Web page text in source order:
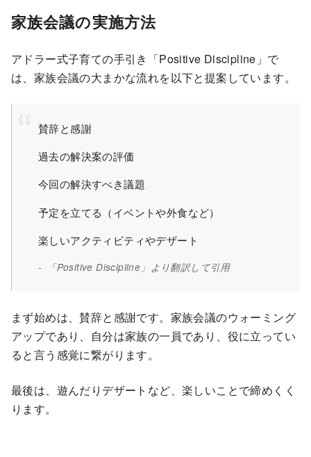
家族会議の実施方法
アドラー式子育ての手引き「Positive Discipline」で
は、家族会議の大まかな流れを以下と提案しています。
賛辞と感謝
過去の解決案の評価
今回の解決すべき議題
予定を立てる（イベントや外食など）
楽しいアクティビティやデザート
「Positive Discipline」より翻訳して引用
まず始めは、賛辞と感謝です。家族会議のウォーミング
アップであり、自分は家族の一員であり、役に立ってい
ると言う感覚に繋がります。
最後は、遊んだりデザートなど、楽しいことで締めくく
ります。